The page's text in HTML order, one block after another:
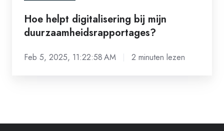
Hoe helpt digitalisering bij mijn
duurzaamheidsrapportages?
Feb 5, 2025, 11:22:58 AM 2 minuten lezen